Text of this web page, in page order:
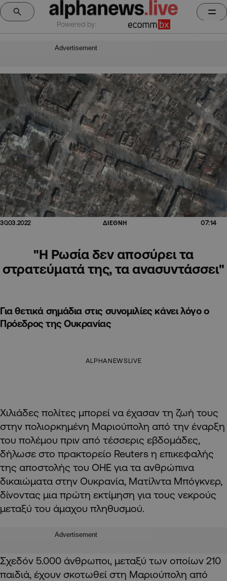
Powered by:
Advertisement
30.03.2022 ΔΙΕΘΝΗ 07:14
"Η Ρωσία δεν αποσύρει τα
στρατεύματά της, τα ανασυντάσσει"
Για θετικά σημάδια στις συνομιλίες κάνει λόγο ο
Πρόεδρος της Ουκρανίας
ALPHANEWSLIVE
Χιλιάδες πολίτες μπορεί να έχασαν τη ζωή τους
στην πολιορκημένη Μαριούπολη από την έναρξη
του πολέμου πριν από τέσσερις εβδομάδες,
δήλωσε στο πρακτορείο Reuters η επικεφαλής
της αποστολής του ΟΗΕ για τα ανθρώπινα
δικαιώματα στην Ουκρανία, Ματίλντα Μπόγκνερ,
δίνοντας μια πρώτη εκτίμηση για τους νεκρούς
μεταξύ του άμαχου πληθυσμού.
Advertisement
Σχεδόν 5.000 άνθρωποι, μεταξύ των οποίων 210
παιδιά, έχουν σκοτωθεί στη Μαριούπολη από